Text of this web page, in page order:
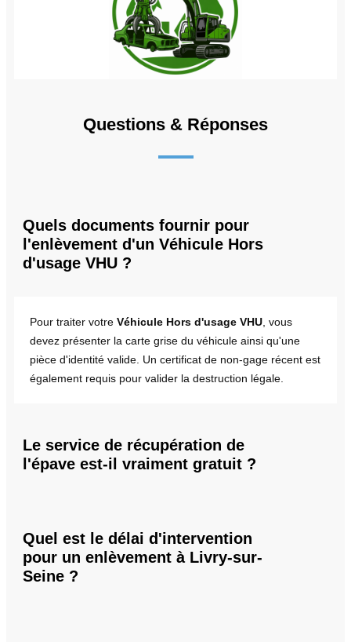
Questions & Réponses
Quels documents fournir pour
l'enlèvement d'un Véhicule Hors
d'usage VHU ?
Pour traiter votre Véhicule Hors d'usage VHU , vous
devez présenter la carte grise du véhicule ainsi qu'une
pièce d'identité valide. Un certificat de non-gage récent est
également requis pour valider la destruction légale.
Le service de récupération de
l'épave est-il vraiment gratuit ?
Quel est le délai d'intervention
pour un enlèvement à Livry-sur-
Seine ?